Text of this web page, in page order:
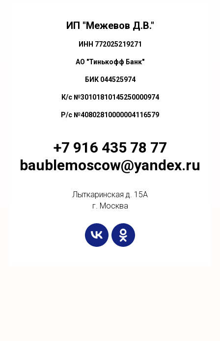
ИП "Межевов Д.В."
ИНН 772025219271
АО "Тинькофф Банк"
БИК 044525974
К/с №30101810145250000974
Р/с №40802810000004116579
+7 916 435 78 77
baublemoscow@yandex.ru
Лыткаринская д. 15А
г. Москва